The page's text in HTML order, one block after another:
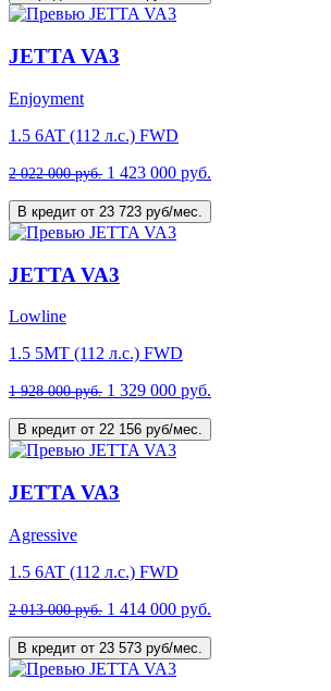
JETTA VA3
Enjoyment
1.5 6AT (112 л.с.) FWD
2 022 000 руб. 1 423 000 руб.
В кредит от 23 723 руб/мес.
JETTA VA3
Lowline
1.5 5MT (112 л.с.) FWD
1 928 000 руб. 1 329 000 руб.
В кредит от 22 156 руб/мес.
JETTA VA3
Agressive
1.5 6AT (112 л.с.) FWD
2 013 000 руб. 1 414 000 руб.
В кредит от 23 573 руб/мес.